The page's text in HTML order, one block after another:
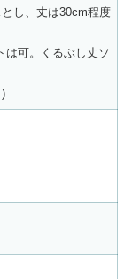
し、丈は30cm程度
可。くるぶし丈ソ